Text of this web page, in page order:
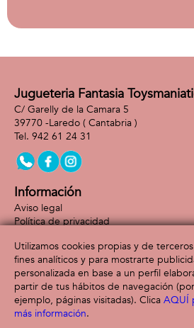
Jugueteria Fantasia
C/ Garelly de la Camara 5
39770 -Laredo ( Cantabria )
942 61 24 31
Información
Aviso legal
Política de privacidad
Formas de pago
Utilizamos cookies propias y de
fines analíticos y para mostrarte
personalizada en base a un perfil
partir de tus hábitos de navegación (por
ejemplo, páginas visitadas). Clica AQUÍ
más información.